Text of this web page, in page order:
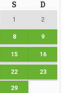
S D
1 2
8 9
15 16
22 23
29